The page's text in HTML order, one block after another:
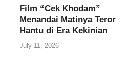
Film “Cek Khodam”
Menandai Matinya Teror
Hantu di Era Kekinian
July 11, 2026